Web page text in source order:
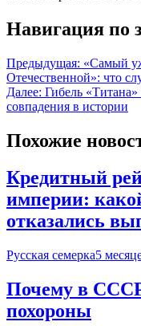
Навигация по
Предыдущая: «Самый
Отечественной»: что
Далее: Гибель
совпадения в истории
Похожие
Кредитный
империи:
отказались
Русская семерка5
Почему в СССР
похороны